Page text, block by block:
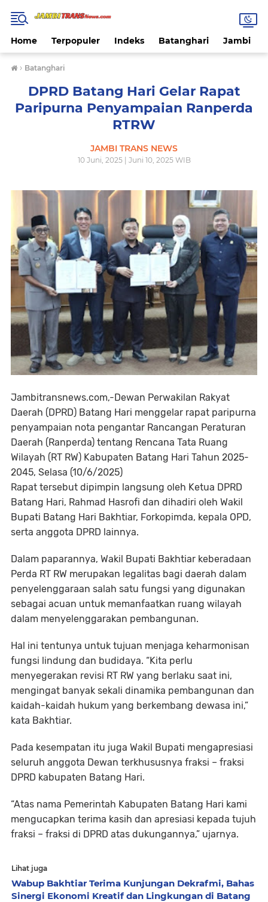
Home Terpopuler Indeks Batanghari Jambi
› Batanghari
DPRD Batang Hari Gelar Rapat
Paripurna Penyampaian Ranperda
RTRW
JAMBI TRANS NEWS
10 Juni, 2025 | Juni 10, 2025 WIB
Jambitransnews.com,-Dewan Perwakilan Rakyat
Daerah (DPRD) Batang Hari menggelar rapat paripurna
penyampaian nota pengantar Rancangan Peraturan
Daerah (Ranperda) tentang Rencana Tata Ruang
Wilayah (RT RW) Kabupaten Batang Hari Tahun 2025-
2045, Selasa (10/6/2025)
Rapat tersebut dipimpin langsung oleh Ketua DPRD
Batang Hari, Rahmad Hasrofi dan dihadiri oleh Wakil
Bupati Batang Hari Bakhtiar, Forkopimda, kepala OPD,
serta anggota DPRD lainnya.
Dalam paparannya, Wakil Bupati Bakhtiar keberadaan
Perda RT RW merupakan legalitas bagi daerah dalam
penyelenggaraan salah satu fungsi yang digunakan
sebagai acuan untuk memanfaatkan ruang wilayah
dalam menyelenggarakan pembangunan.
Hal ini tentunya untuk tujuan menjaga keharmonisan
fungsi lindung dan budidaya. “Kita perlu
menyegerakan revisi RT RW yang berlaku saat ini,
mengingat banyak sekali dinamika pembangunan dan
kaidah-kaidah hukum yang berkembang dewasa ini,”
kata Bakhtiar.
Pada kesempatan itu juga Wakil Bupati mengapresiasi
seluruh anggota Dewan terkhususnya fraksi – fraksi
DPRD kabupaten Batang Hari.
“Atas nama Pemerintah Kabupaten Batang Hari kami
mengucapkan terima kasih dan apresiasi kepada tujuh
fraksi – fraksi di DPRD atas dukungannya,” ujarnya.
Lihat juga
Wabup Bakhtiar Terima Kunjungan Dekrafmi, Bahas
Sinergi Ekonomi Kreatif dan Lingkungan di Batang